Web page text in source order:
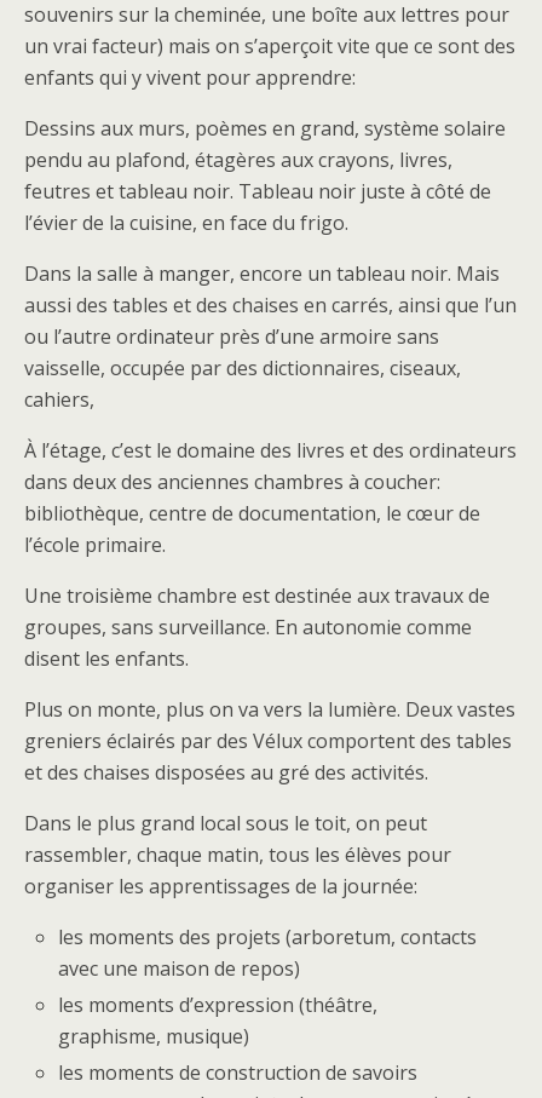
souvenirs sur la cheminée, une boîte aux lettres pour
un vrai facteur) mais on s’aperçoit vite que ce sont des
enfants qui y vivent pour apprendre:
Dessins aux murs, poèmes en grand, système solaire
pendu au plafond, étagères aux crayons, livres,
feutres et tableau noir. Tableau noir juste à côté de
l’évier de la cuisine, en face du frigo.
Dans la salle à manger, encore un tableau noir. Mais
aussi des tables et des chaises en carrés, ainsi que l’un
ou l’autre ordinateur près d’une armoire sans
vaisselle, occupée par des dictionnaires, ciseaux,
cahiers,
À l’étage, c’est le domaine des livres et des ordinateurs
dans deux des anciennes chambres à coucher:
bibliothèque, centre de documentation, le cœur de
l’école primaire.
Une troisième chambre est destinée aux travaux de
groupes, sans surveillance. En autonomie comme
disent les enfants.
Plus on monte, plus on va vers la lumière. Deux vastes
greniers éclairés par des Vélux comportent des tables
et des chaises disposées au gré des activités.
Dans le plus grand local sous le toit, on peut
rassembler, chaque matin, tous les élèves pour
organiser les apprentissages de la journée:
les moments des projets (arboretum, contacts
avec une maison de repos)
les moments d’expression (théâtre,
graphisme, musique)
les moments de construction de savoirs